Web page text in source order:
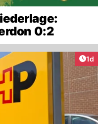
0:2
1d